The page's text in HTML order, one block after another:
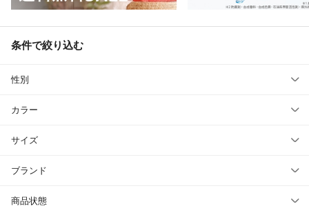
条件で絞り込む
性別
カラー
サイズ
ブランド
商品状態